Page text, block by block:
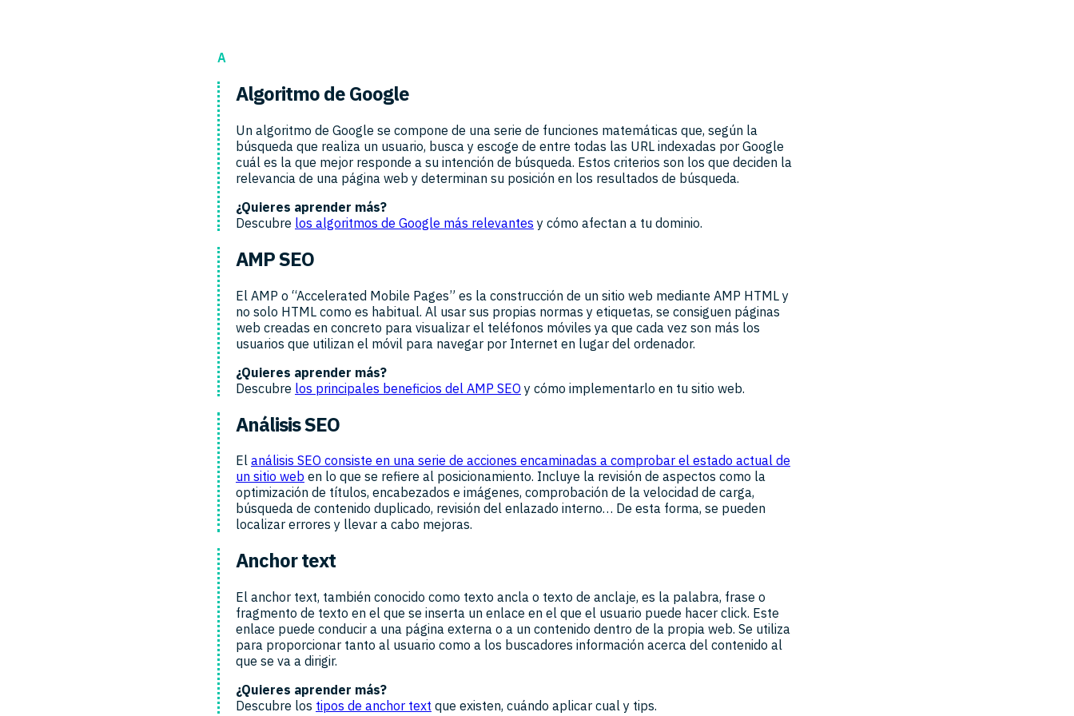
A
Algoritmo de Google
Un algoritmo de Google se compone de una serie de funciones matemáticas que, según la
búsqueda que realiza un usuario, busca y escoge de entre todas las URL indexadas por Google
cuál es la que mejor responde a su intención de búsqueda. Estos criterios son los que deciden la
relevancia de una página web y determinan su posición en los resultados de búsqueda.
¿Quieres aprender más?
Descubre los algoritmos de Google más relevantes y cómo afectan a tu dominio.
AMP SEO
El AMP o “Accelerated Mobile Pages” es la construcción de un sitio web mediante AMP HTML y
no solo HTML como es habitual. Al usar sus propias normas y etiquetas, se consiguen páginas
web creadas en concreto para visualizar el teléfonos móviles ya que cada vez son más los
usuarios que utilizan el móvil para navegar por Internet en lugar del ordenador.
¿Quieres aprender más?
Descubre los principales beneficios del AMP SEO y cómo implementarlo en tu sitio web.
Análisis SEO
El análisis SEO consiste en una serie de acciones encaminadas a comprobar el estado actual de
un sitio web en lo que se refiere al posicionamiento. Incluye la revisión de aspectos como la
optimización de títulos, encabezados e imágenes, comprobación de la velocidad de carga,
búsqueda de contenido duplicado, revisión del enlazado interno… De esta forma, se pueden
localizar errores y llevar a cabo mejoras.
Anchor text
El anchor text, también conocido como texto ancla o texto de anclaje, es la palabra, frase o
fragmento de texto en el que se inserta un enlace en el que el usuario puede hacer click. Este
enlace puede conducir a una página externa o a un contenido dentro de la propia web. Se utiliza
para proporcionar tanto al usuario como a los buscadores información acerca del contenido al
que se va a dirigir.
¿Quieres aprender más?
Descubre los tipos de anchor text que existen, cuándo aplicar cual y tips.